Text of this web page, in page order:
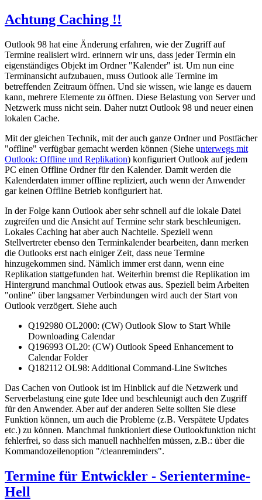
Achtung Caching !!
Outlook 98 hat eine Änderung erfahren, wie der Zugriff auf
Termine realisiert wird. erinnern wir uns, dass jeder Termin ein
eigenständiges Objekt im Ordner "Kalender" ist. Um nun eine
Terminansicht aufzubauen, muss Outlook alle Termine im
betreffenden Zeitraum öffnen. Und sie wissen, wie lange es dauern
kann, mehrere Elemente zu öffnen. Diese Belastung von Server und
Netzwerk muss nicht sein. Daher nutzt Outlook 98 und neuer einen
lokalen Cache.
Mit der gleichen Technik, mit der auch ganze Ordner und Postfächer
"offline" verfügbar gemacht werden können (Siehe unterwegs mit
Outlook: Offline und Replikation) konfiguriert Outlook auf jedem
PC einen Offline Ordner für den Kalender. Damit werden die
Kalenderdaten immer offline repliziert, auch wenn der Anwender
gar keinen Offline Betrieb konfiguriert hat.
In der Folge kann Outlook aber sehr schnell auf die lokale Datei
zugreifen und die Ansicht auf Termine sehr stark beschleunigen.
Lokales Caching hat aber auch Nachteile. Speziell wenn
Stellvertreter ebenso den Terminkalender bearbeiten, dann merken
die Outlooks erst nach einiger Zeit, dass neue Termine
hinzugekommen sind. Nämlich immer erst dann, wenn eine
Replikation stattgefunden hat. Weiterhin bremst die Replikation im
Hintergrund manchmal Outlook etwas aus. Speziell beim Arbeiten
"online" über langsamer Verbindungen wird auch der Start von
Outlook verzögert. Siehe auch
Q192980 OL2000: (CW) Outlook Slow to Start While
Downloading Calendar
Q196993 OL20: (CW) Outlook Speed Enhancement to
Calendar Folder
Q182112 OL98: Additional Command-Line Switches
Das Cachen von Outlook ist im Hinblick auf die Netzwerk und
Serverbelastung eine gute Idee und beschleunigt auch den Zugriff
für den Anwender. Aber auf der anderen Seite sollten Sie diese
Funktion können, um auch die Probleme (z.B. Verspätete Updates
etc.) zu können. Manchmal funktioniert diese Outlookfunktion nicht
fehlerfrei, so dass sich manuell nachhelfen müssen, z.B.: über die
Kommandozeilenoption "/cleanreminders".
Termine für Entwickler - Serientermine-
Hell